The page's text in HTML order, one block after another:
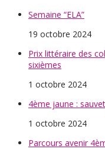
Semaine “ELA”
19 octobre 2024
Prix littéraire des
sixièmes
1 octobre 2024
4ème jaune :
1 octobre 2024
Parcours avenir